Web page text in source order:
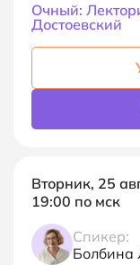
Очный: Лекторий
Достоевский
Вторник, 25
19:00 по мск
Спикер:
Болбина